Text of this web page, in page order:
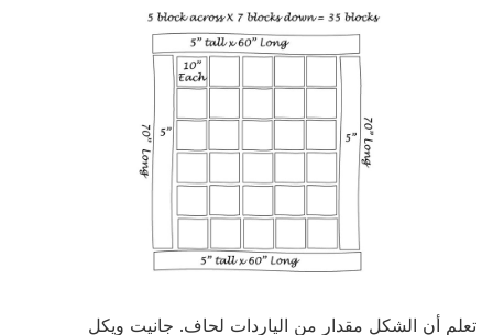
تعلم أن الشكل مقدار من الياردات لحاف. جانيت ويكل